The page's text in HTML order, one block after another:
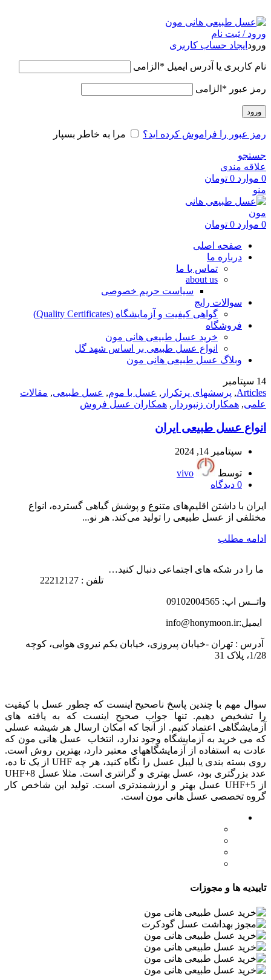
ورود / ثبت نام
ورود ایجاد حساب کاربری
نام کاربری یا آدرس ایمیل * الزامی
رمز عبور * الزامی
ورود
رمز عبور را فراموش کرده اید؟ مرا به خاطر بسپار
جستجو
علاقه مندی
0 موارد 0 تومان
منو
0 موارد 0 تومان
صفحه اصلی
درباره ما
تماس با ما
about us
سیاست حریم خصوصی
سوالات رایج
گواهی کیفیت و آزمایشگاه (Quality Certificates)
فروشگاه
خرید عسل طبیعی هانی مون
انواع عسل طبیعی بر اساس شهد گل
وبلاگ عسل طبیعی هانی مون
14 سپتامبر
Articles
, پرسشهای پرتکرار , عسل با موم, عسل طبیعی, مقالات
علمی, همکاران زنبوردار , همکاران عسل فروش
انواع عسل طبیعی ایران
سپتامبر 14, 2024
توسط
vivo
0 دیدگاه
ایران با داشتن اقلیم‌های متنوع و پوشش گیاهی گسترده، انواع
مختلفی از عسل طبیعی را تولید می‌کند. هر نو...
ادامه مطلب
ما را در شکه های اجتماعی دنبال کنید…
تلفن : 22212127
واتــس اپ: 09102004565
ایمیل:info@honymoon.ir
آدرس : تهران -خیابان پیروزی، خیابان یکم نیروی هوایی، کوچه
1/28، پلاک 31
سوال مهم با چندین پاسخ ناصحیح اینست که چطور عسل با کیفیت
را تشخیص دهیم. تنها جواب صحیح اینست که به یافته های
آزمایشگاهی اعتماد کنیم. از آنجا که امکان ارسال هر شیشه عسلی
که می خرید به آزمایشگاه وجود ندارد، انتخاب عسل هانی مون که
عادت به استفاده از آزمایشگاههای معتبر دارد، بهترین روش است.
روی بسته بندی یا لیبل عسل را نگاه کنید، هر چه UHF از یک تا ده،
عدد بزرگتری بود، عسل بهتری و گرانتری است. مثلا عسل UHF+8
از UHF+5 عسل بهتر و ارزشمندتری است. تولید این شاخص کار
گروه تخصصی عسل هانی مون است.
تاییدیه ها و مجوزات